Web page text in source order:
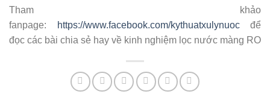
Tham khảo
fanpage:
https://www.facebook.com/kythuatxulynuocđể
đọc các bài chia sẻ hay về kinh nghiệm lọc nước màng RO